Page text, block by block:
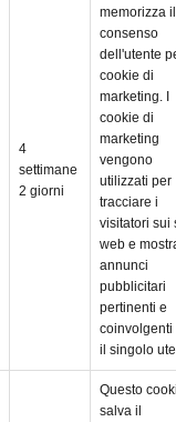
4
settimane
2 giorni
memorizza il
consenso
dell'utente
cookie di
marketing. I
cookie di
marketing
vengono
utilizzati per
tracciare i
visitatori sui
web e
annunci
pubblicitari
pertinenti e
coinvolgenti
il singolo
Questo
salva il